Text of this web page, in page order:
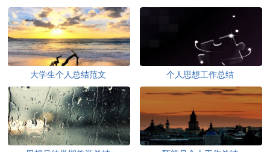
大学生个人总结范文 个人思想工作总结